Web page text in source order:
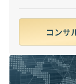
コンサ